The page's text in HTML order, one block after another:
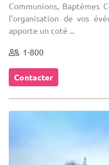
Communions, Baptêmes
l’organisation de vos
apporte un coté ...
1-800
Contacter